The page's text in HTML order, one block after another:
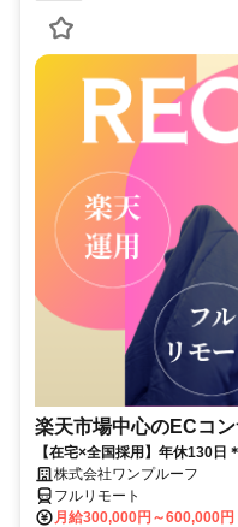
楽天市場中心のECコ
【在宅×全国採用】年休130日
株式会社ワンプルーフ
フルリモート
月給300,000円～600,000円